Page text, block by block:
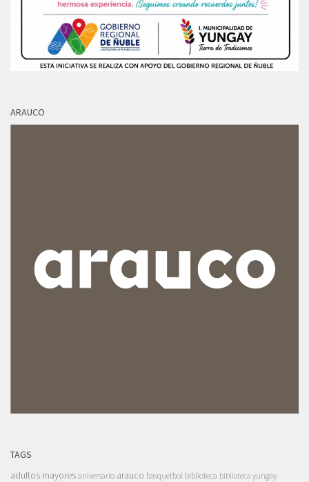
ARAUCO
TAGS
adultos mayores aniversario arauco basquetbol biblioteca biblioteca yungay